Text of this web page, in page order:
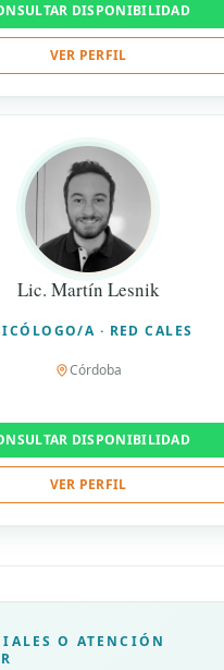
DISPONIBILIDAD
VER PERFIL
Lic. Martín Lesnik
A · RED CALES
Córdoba
DISPONIBILIDAD
VER PERFIL
O ATENCIÓN